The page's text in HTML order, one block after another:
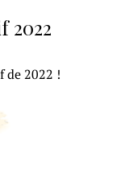
2022
de 2022 !